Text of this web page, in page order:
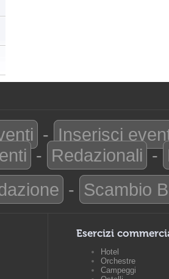
- Inserisci
- Redazionali -
- Scambio
Esercizi
Hotel
Orchestre
Campeggi